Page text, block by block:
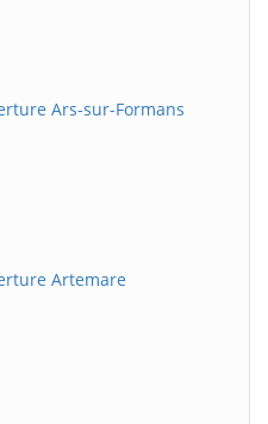
Ars-sur-Formans
Artemare